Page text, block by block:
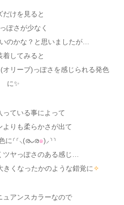
だけを見ると
ぽさが少なく
のかな？と思いましたが…
着してみると
オリーブ)っぽさを感じられる発色
に✨
っている事によって
よりも柔らかさが出て
に⸂⸂⸜(രᴗര๑)⸝⸃⸃
ツヤっぽさのある感じ…
きくなったかのような錯覚に✧
ュアンスカラーなので